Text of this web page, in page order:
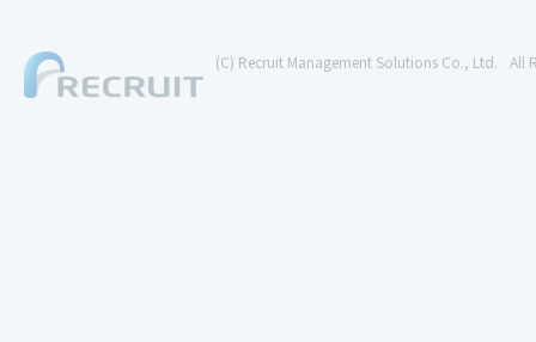
(C) Recruit Management Solutions Co., Ltd. All